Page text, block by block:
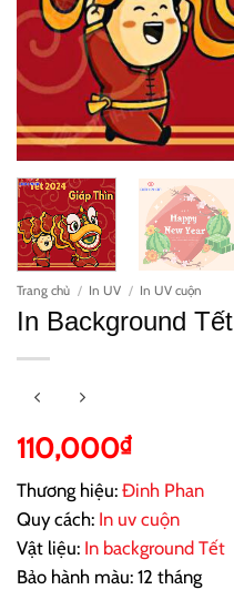
Trang chủ / In UV / In UV cuộn
In Background Tết
110,000₫
Thương hiệu: Đinh Phan
Quy cách: In uv cuộn
Vật liệu: In background Tết
Bảo hành màu: 12 tháng